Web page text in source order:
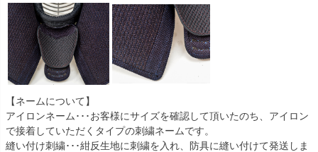
【ネームについて】
アイロンネーム･･･お客様にサイズを確認して頂いたのち、アイロン
で接着していただくタイプの刺繍ネームです。
縫い付け刺繍･･･紺反生地に刺繍を入れ、防具に縫い付けて発送しま